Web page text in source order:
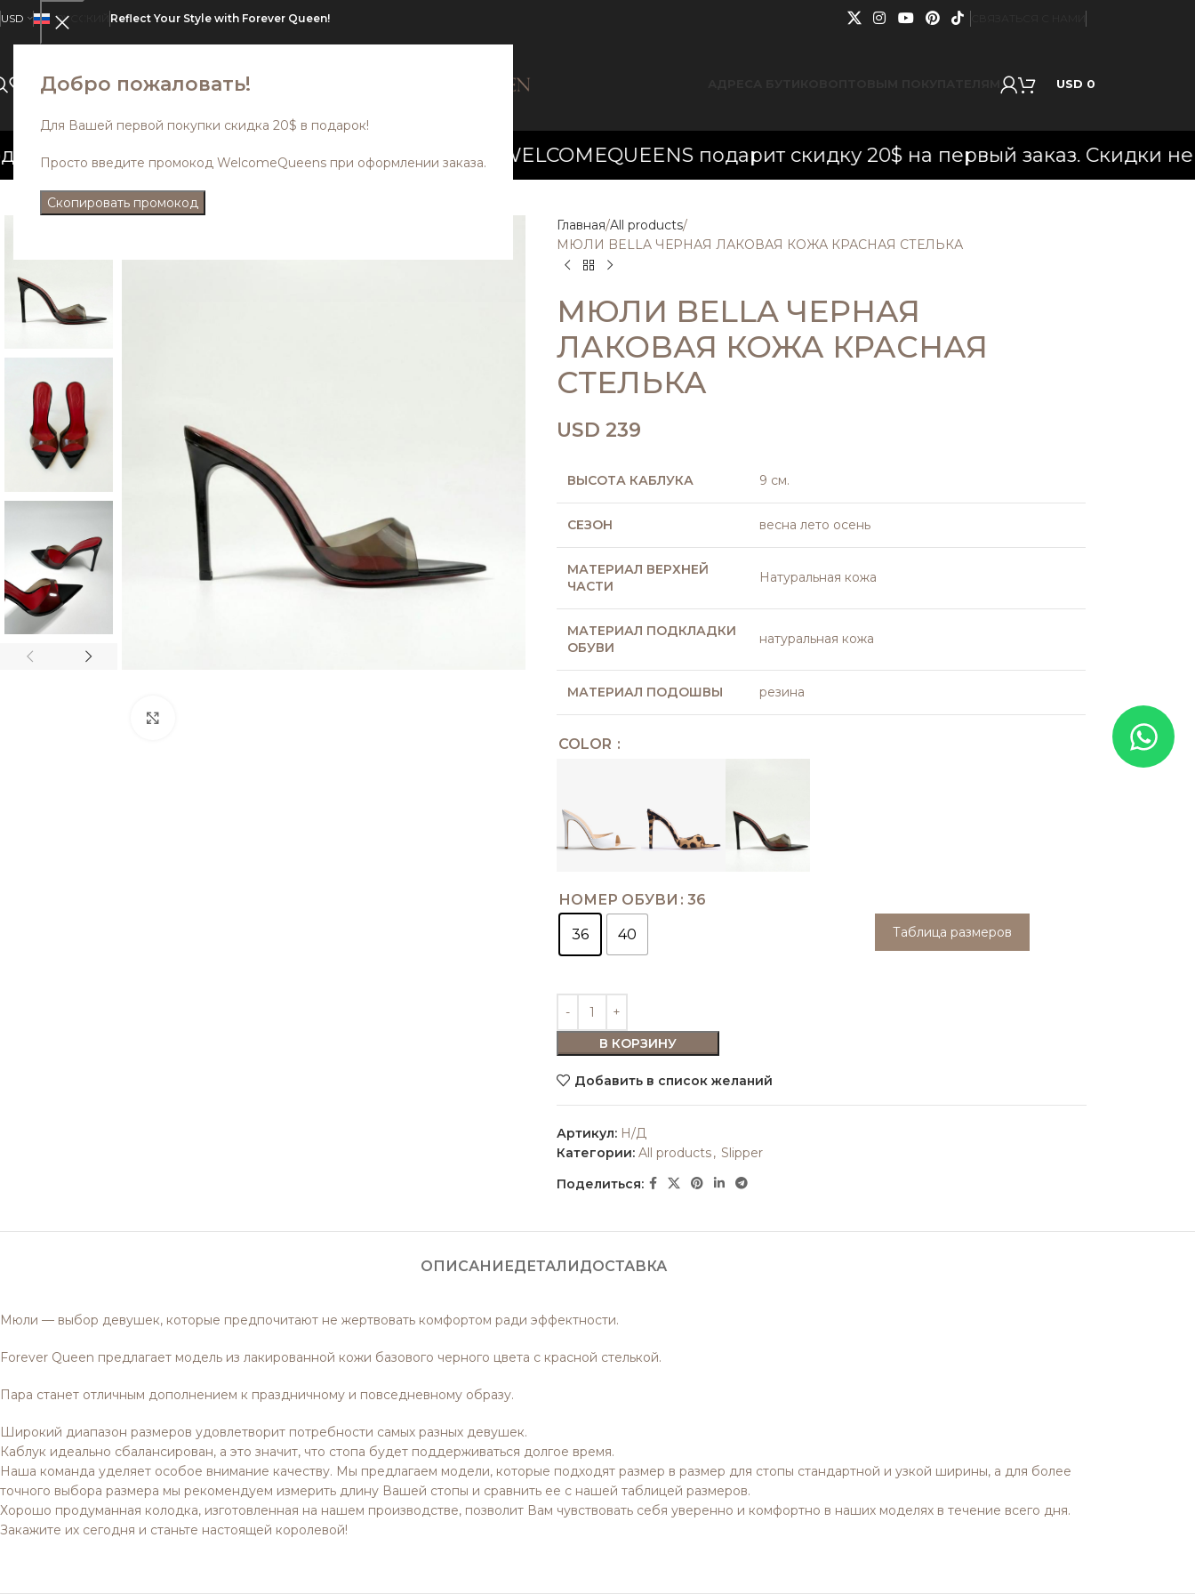
Добро пожаловать!
Для Вашей первой покупки скидка 20$ в подарок!
Просто введите промокод WelcomeQueens при оформлении заказа.
Скопировать промокод
USD РУССКИЙ Reflect Your Style with Forever Queen!
ВСЕ КАТЕГОРИИО НАСSALE USD 0
со скидкой до 35%. Промокод WELCOMEQUEENS подарит скидку 20$ на первый заказ. Скидки не
Главная All products
МЮЛИ BELLA ЧЕРНАЯ ЛАКОВАЯ КОЖА КРАСНАЯ СТЕЛЬКА
МЮЛИ BELLA ЧЕРНАЯ
ЛАКОВАЯ КОЖА КРАСНАЯ
СТЕЛЬКА
USD 239
ВЫСОТА КАБЛУКА 9 см.
СЕЗОН весна лето осень
МАТЕРИАЛ ВЕРХНЕЙ
ЧАСТИ
Натуральная кожа
МАТЕРИАЛ ПОДКЛАДКИ
ОБУВИ
натуральная кожа
МАТЕРИАЛ ПОДОШВЫ резина
COLOR
НОМЕР ОБУВИ 36
36 40 Таблица размеров
В КОРЗИНУ
Добавить в список желаний
Артикул: Н/Д
Категории: All products, Slipper
Поделиться:
ОПИСАНИЕДЕТАЛИДОСТАВКА
Мюли — выбор девушек, которые предпочитают не жертвовать комфортом ради эффектности.
Forever Queen предлагает модель из лакированной кожи базового черного цвета с красной стелькой.
Пара станет отличным дополнением к праздничному и повседневному образу.
Широкий диапазон размеров удовлетворит потребности самых разных девушек.
Каблук идеально сбалансирован, а это значит, что стопа будет поддерживаться долгое время.
Наша команда уделяет особое внимание качеству. Мы предлагаем модели, которые подходят размер в размер для стопы стандартной и узкой ширины, а для более
точного выбора размера мы рекомендуем измерить длину Вашей стопы и сравнить ее с нашей таблицей размеров.
Хорошо продуманная колодка, изготовленная на нашем производстве, позволит Вам чувствовать себя уверенно и комфортно в наших моделях в течение всего дня.
Закажите их сегодня и станьте настоящей королевой!